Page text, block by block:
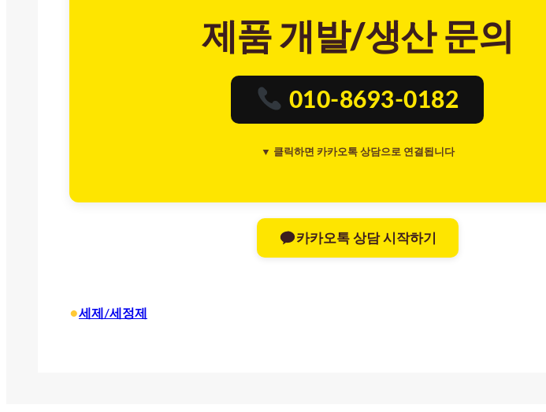
제품 개발/생산 문의
010-8693-0182
▼ 클릭하면 카카오톡 상담으로 연결됩니다
카카오톡 상담 시작하기
•세제/세정제